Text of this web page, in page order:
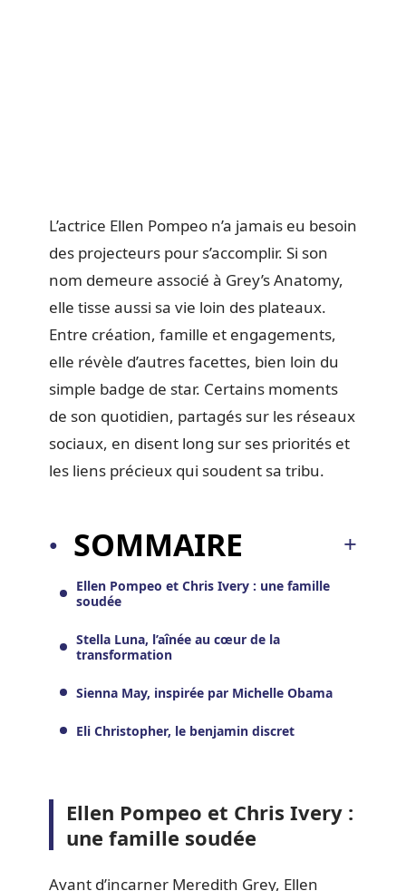
L’actrice Ellen Pompeo n’a jamais eu besoin
des projecteurs pour s’accomplir. Si son
nom demeure associé à Grey’s Anatomy,
elle tisse aussi sa vie loin des plateaux.
Entre création, famille et engagements,
elle révèle d’autres facettes, bien loin du
simple badge de star. Certains moments
de son quotidien, partagés sur les réseaux
sociaux, en disent long sur ses priorités et
les liens précieux qui soudent sa tribu.
SOMMAIRE
Ellen Pompeo et Chris Ivery : une famille
soudée
Stella Luna, l’aînée au cœur de la
transformation
Sienna May, inspirée par Michelle Obama
Eli Christopher, le benjamin discret
Ellen Pompeo et Chris Ivery :
une famille soudée
Avant d’incarner Meredith Grey, Ellen